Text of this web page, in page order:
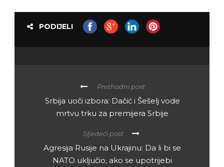
PODIJELI
Prethodni post
Srbija uoči izbora: Dačić i Šešelj vode
mrtvu trku za premijera Srbije
Sljedeći post
Agresija Rusije na Ukrajinu: Da li bi se
NATO uključio, ako se upotrijebi